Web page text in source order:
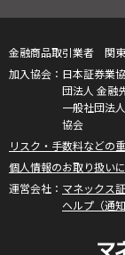
金融商品取引業者 関
日本証券業
団法人 金融
一般社団法
協会
リスク・手数料などの
個人情報のお取り扱い
マネックス
ヘルプ（通